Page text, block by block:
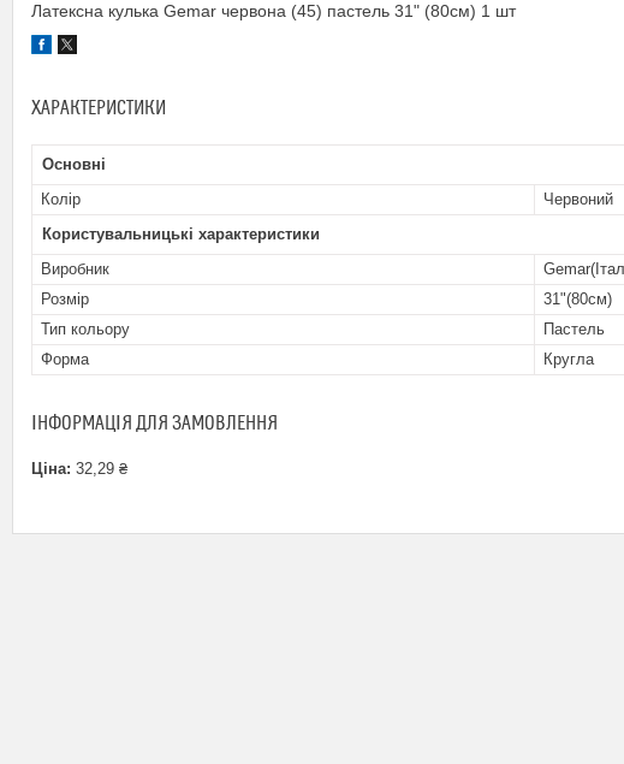
Латексна кулька Gemar червона (45) пастель 31" (80см) 1 шт
ХАРАКТЕРИСТИКИ
Основні
Колір
Червоний
Користувальницькі характеристики
Виробник
Розмір
31"(80см)
Тип кольору
Пастель
Форма
Кругла
ІНФОРМАЦІЯ ДЛЯ ЗАМОВЛЕННЯ
Ціна: 32,29 ₴